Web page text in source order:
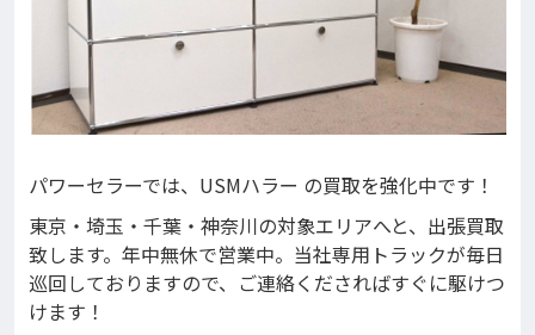
パワーセラーでは、USMハラー の買取を強化中です！
東京・埼玉・千葉・神奈川の対象エリアへと、出張買取
致します。年中無休で営業中。当社専用トラックが毎日
巡回しておりますので、ご連絡くださればすぐに駆けつ
けます！